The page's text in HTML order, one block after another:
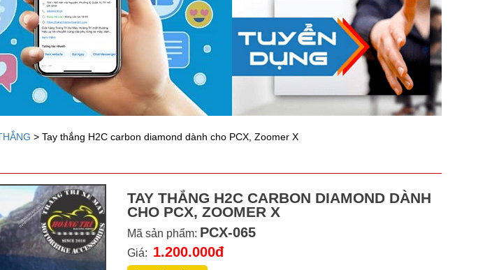
> Tay thắng H2C carbon diamond dành cho PCX, Zoomer X
TAY THẮNG H2C CARBON DIAMOND DÀNH
CHO PCX, ZOOMER X
Mã sản phẩm: PCX-065
Giá: 1.200.000đ